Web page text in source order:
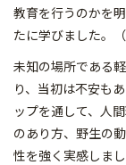
教育を行うのかを
たに学びました。（
未知の場所である
り、当初は不安も
ップを通して、人
のあり方、野生の
性を強く実感しま